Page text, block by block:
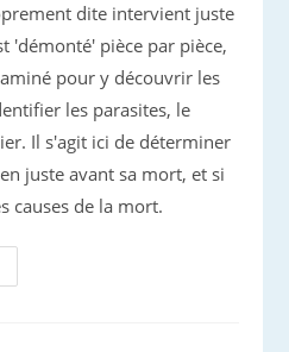
dite intervient juste
'démonté' pièce par pièce,
pour y découvrir les
les parasites, le
Il s'agit ici de déterminer
juste avant sa mort, et si
causes de la mort.